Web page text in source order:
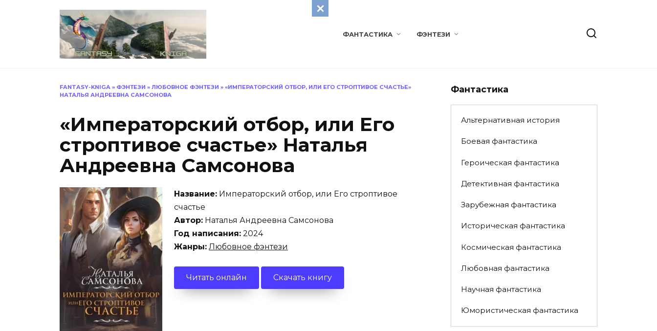
ФАНТАСТИКА ФЭНТЕЗИ
FANTASY-KNIGA » ФЭНТЕЗИ » ЛЮБОВНОЕ ФЭНТЕЗИ » «ИМПЕРАТОРСКИЙ ОТБОР, ИЛИ ЕГО СТРОПТИВОЕ СЧАСТЬЕ»
НАТАЛЬЯ АНДРЕЕВНА САМСОНОВА
«Императорский отбор, или Его
строптивое счастье» Наталья
Андреевна Самсонова
Название: Императорский отбор, или Его строптивое
счастье
Автор: Наталья Андреевна Самсонова
Год написания: 2024
Жанры: Любовное фэнтези
Читать онлайн Скачать книгу
Фантастика
Альтернативная история
Боевая фантастика
Героическая фантастика
Детективная фантастика
Зарубежная фантастика
Историческая фантастика
Космическая фантастика
Любовная фантастика
Научная фантастика
Юмористическая фантастика